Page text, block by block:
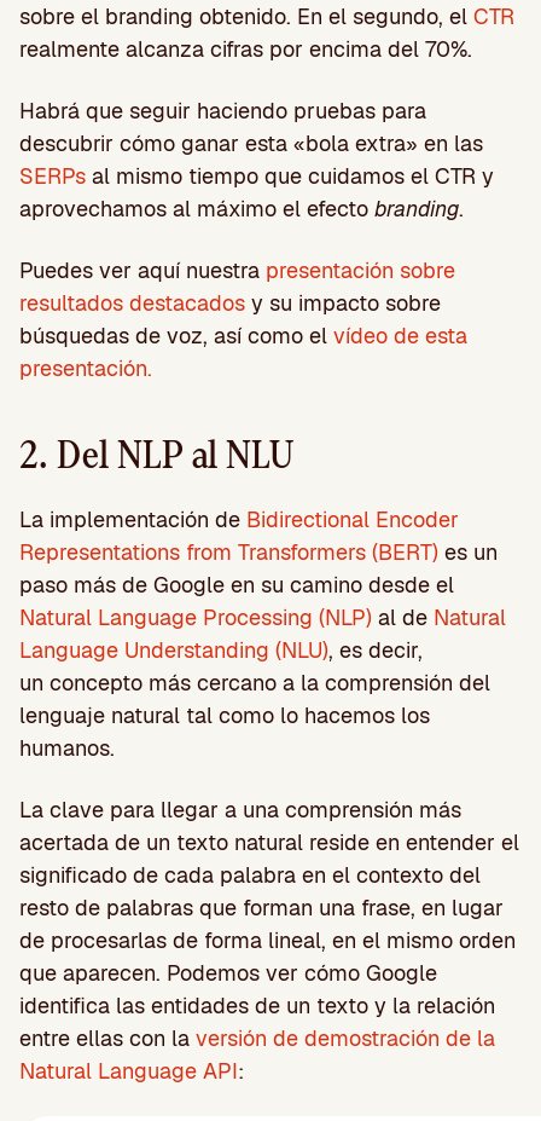
sobre el branding obtenido. En el segundo, el CTR
realmente alcanza cifras por encima del 70%.
Habrá que seguir haciendo pruebas para
descubrir cómo ganar esta «bola extra» en las
SERPs al mismo tiempo que cuidamos el CTR y
aprovechamos al máximo el efecto branding.
Puedes ver aquí nuestra presentación sobre
resultados destacados y su impacto sobre
búsquedas de voz, así como el vídeo de esta
presentación.
2. Del NLP al NLU
La implementación de Bidirectional Encoder
Representations from Transformers (BERT) es un
paso más de Google en su camino desde el
Natural Language Processing (NLP) al de Natural
Language Understanding (NLU), es decir,
un concepto más cercano a la comprensión del
lenguaje natural tal como lo hacemos los
humanos.
La clave para llegar a una comprensión más
acertada de un texto natural reside en entender el
significado de cada palabra en el contexto del
resto de palabras que forman una frase, en lugar
de procesarlas de forma lineal, en el mismo orden
que aparecen. Podemos ver cómo Google
identifica las entidades de un texto y la relación
entre ellas con la versión de demostración de la
Natural Language API: